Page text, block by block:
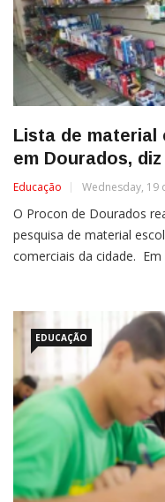
Lista de material
em Dourados,
Educação Wednesday, 19
O Procon de Dourados
pesquisa de material
comerciais da cidade. Em
EDUCAÇÃO